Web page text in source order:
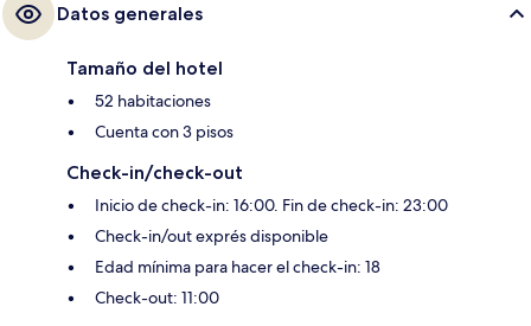
Datos generales
Tamaño del hotel
52 habitaciones
Cuenta con 3 pisos
Check-in/check-out
Inicio de check-in: 16:00. Fin de check-in: 23:00
Check-in/out exprés disponible
Edad mínima para hacer el check-in: 18
Check-out: 11:00